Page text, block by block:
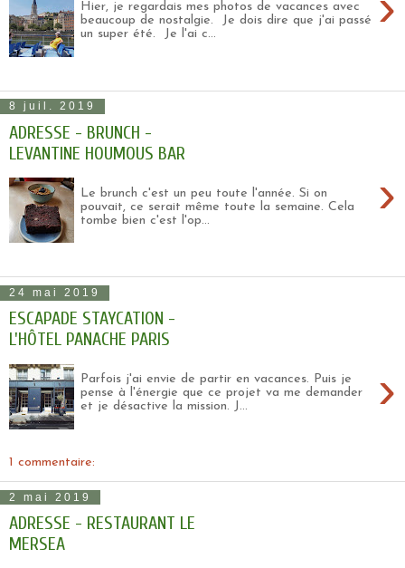
Hier, je regardais mes photos de vacances avec
beaucoup de nostalgie. Je dois dire que j'ai passé
un super été. Je l'ai c...
8 juil. 2019
ADRESSE - BRUNCH -
LEVANTINE HOUMOUS BAR
›
Le brunch c'est un peu toute l'année. Si on
pouvait, ce serait même toute la semaine. Cela
tombe bien c'est l'op...
24 mai 2019
ESCAPADE STAYCATION -
L'HÔTEL PANACHE PARIS
›
Parfois j'ai envie de partir en vacances. Puis je
pense à l'énergie que ce projet va me demander
et je désactive la mission. J...
1 commentaire:
2 mai 2019
ADRESSE - RESTAURANT LE
MERSEA